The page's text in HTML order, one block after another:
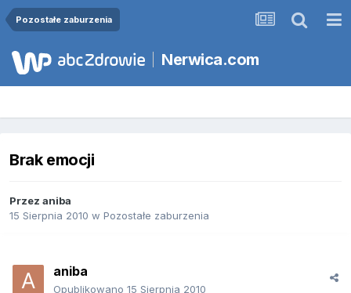
Pozostałe zaburzenia
Nerwica.com
Brak emocji
Przez aniba
15 Sierpnia 2010 w Pozostałe zaburzenia
aniba
Opublikowano 15 Sierpnia 2010